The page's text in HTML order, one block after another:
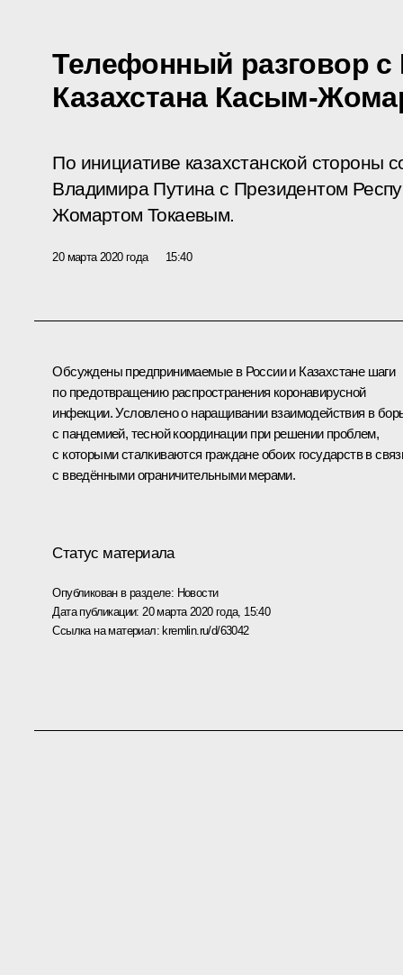
Телефонный разговор с
Казахстана Касым-
По инициативе казахстанской стороны
Владимира Путина с Президентом
Жомартом Токаевым.
20 марта 2020 года 15:40
Обсуждены предпринимаемые в России и Казахстане шаги
по предотвращению распространения коронавирусной
инфекции. Условлено о наращивании взаимодействия в
с пандемией, тесной координации при решении проблем,
с которыми сталкиваются граждане обоих государств в
с введёнными ограничительными мерами.
Статус материала
Опубликован в разделе: Новости
Дата публикации: 20 марта 2020 года, 15:40
Ссылка на материал: kremlin.ru/d/63042